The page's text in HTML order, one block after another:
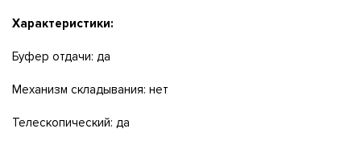
Характеристики:
Буфер отдачи: да
Механизм складывания: нет
Телескопический: да